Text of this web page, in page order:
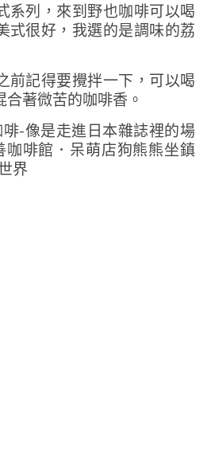
系列，來到野也咖啡可以喝
式很好，我選的是調味的荔
前記得要攪拌一下，可以喝
著微苦的咖啡香。